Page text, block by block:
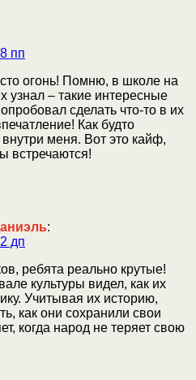
пп
огонь! Помню, в школе на
узнал – такие интересные
сделать что-то в их
Как будто
внутри меня. Вот это кайф,
встречаются!
:
дп
ребята реально крутые!
культуры видел, как их
Учитывая их историю,
как они сохранили свои
когда народ не теряет свою